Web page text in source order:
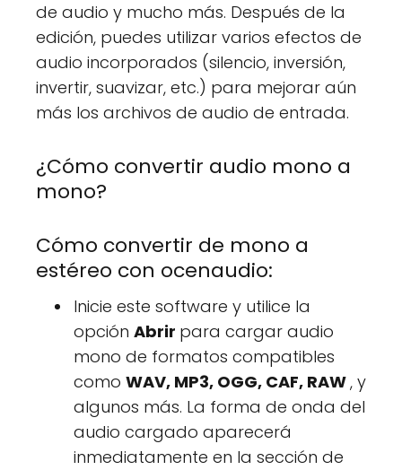
de audio y mucho más. Después de la
edición, puedes utilizar varios efectos de
audio incorporados (silencio, inversión,
invertir, suavizar, etc.) para mejorar aún
más los archivos de audio de entrada.
¿Cómo convertir audio mono a
mono?
Cómo convertir de mono a
estéreo con ocenaudio:
Inicie este software y utilice la
opción Abrir para cargar audio
mono de formatos compatibles
como WAV, MP3, OGG, CAF, RAW, y
algunos más. La forma de onda del
audio cargado aparecerá
inmediatamente en la sección de